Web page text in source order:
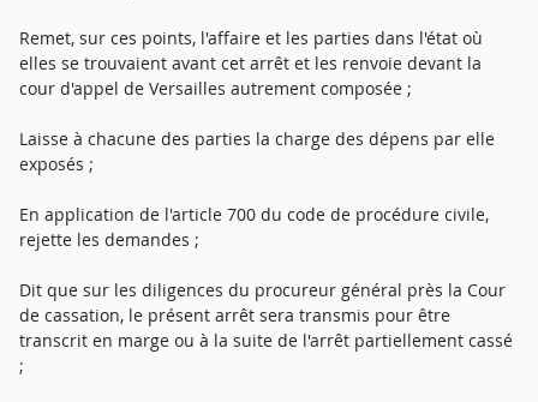
Remet, sur ces points, l'affaire et les parties dans l'état où
elles se trouvaient avant cet arrêt et les renvoie devant la
cour d'appel de Versailles autrement composée ;
Laisse à chacune des parties la charge des dépens par elle
exposés ;
En application de l'article 700 du code de procédure civile,
rejette les demandes ;
Dit que sur les diligences du procureur général près la Cour
de cassation, le présent arrêt sera transmis pour être
transcrit en marge ou à la suite de l'arrêt partiellement cassé
;